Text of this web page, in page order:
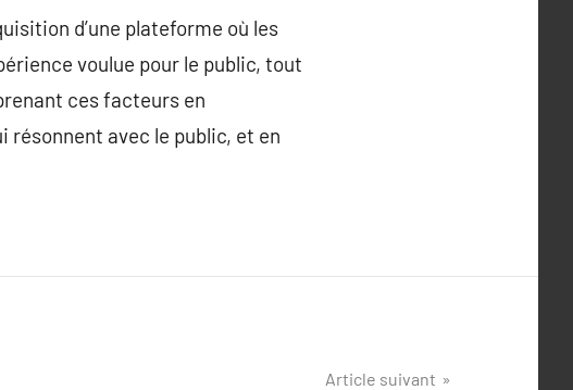
d’une plateforme où les
voulue pour le public, tout
ces facteurs en
avec le public, et en
Article suivant